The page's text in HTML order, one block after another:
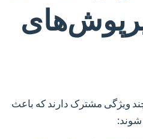
ویژگی مشترک دارند که باعث
شوند: